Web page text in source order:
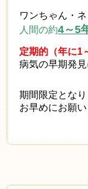
ワンちゃん・
人間の約4～5
定期的（年に1
病気の早期発
期間限定とな
お早めにお願い